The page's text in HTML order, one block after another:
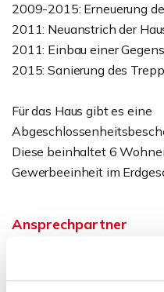
2009-2015: Erneuerung
2011: Neuanstrich der
2011: Einbau einer
2015: Sanierung des
Für das Haus gibt es eine
Diese beinhaltet 6
Gewerbeeinheit im
Ansprechpartner
Telefon: 0571 597 265 17